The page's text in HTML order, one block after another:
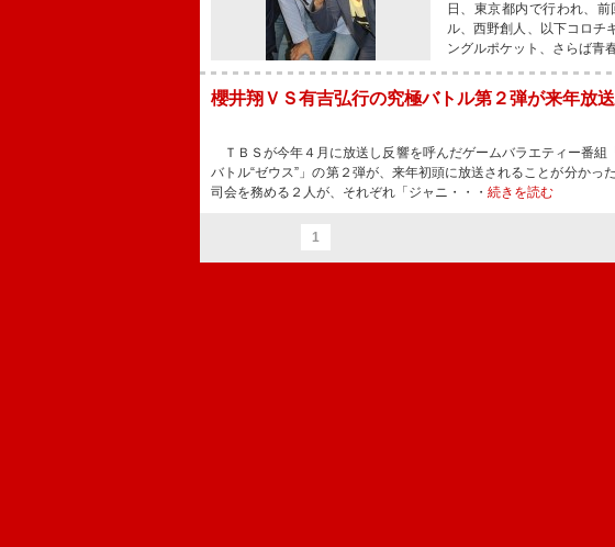
日、東京都内で行われ、
ル、西野創人、以下コロチ
ングルポケット、さらば青
櫻井翔ＶＳ有吉弘行の究極バトル第２弾が来年放
ＴＢＳが今年４月に放送し反響を呼んだゲームバラエティー番
バトル“ゼウス”」の第２弾が、来年初頭に放送されることが分か
司会を務める２人が、それぞれ「ジャニ・・・ 続きを読む
1